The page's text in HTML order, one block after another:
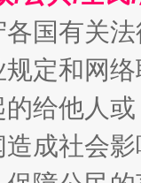
各国有关
定和网
的给他人
成社会